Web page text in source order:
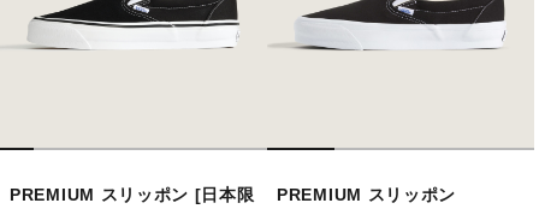
PREMIUM スリッポン [日本限
PREMIUM スリッポン